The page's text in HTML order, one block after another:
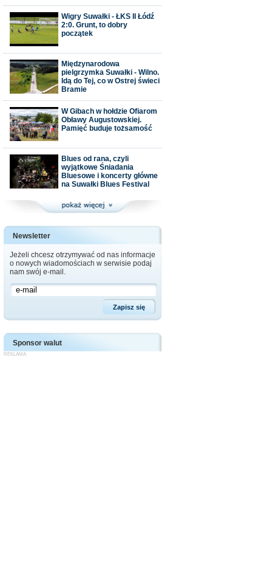
Wigry Suwałki - ŁKS II Łódź
2:0. Grunt, to dobry
początek
Międzynarodowa
pielgrzymka Suwałki - Wilno.
Idą do Tej, co w Ostrej świeci
Bramie
W Gibach w hołdzie Ofiarom
Obławy Augustowskiej.
Pamięć buduje tożsamość
Blues od rana, czyli
wyjątkowe Śniadania
Bluesowe i koncerty główne
na Suwałki Blues Festival
Newsletter
Jeżeli chcesz otrzymywać od nas informacje
o nowych wiadomościach w serwisie podaj
nam swój e-mail.
Sponsor walut